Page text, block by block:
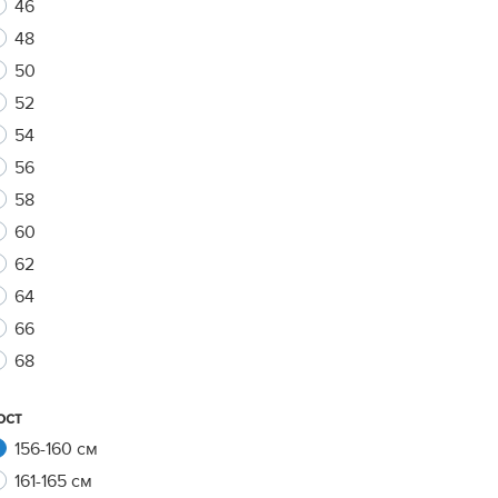
46
48
50
52
54
56
58
60
62
64
66
68
156-160 см
161-165 см